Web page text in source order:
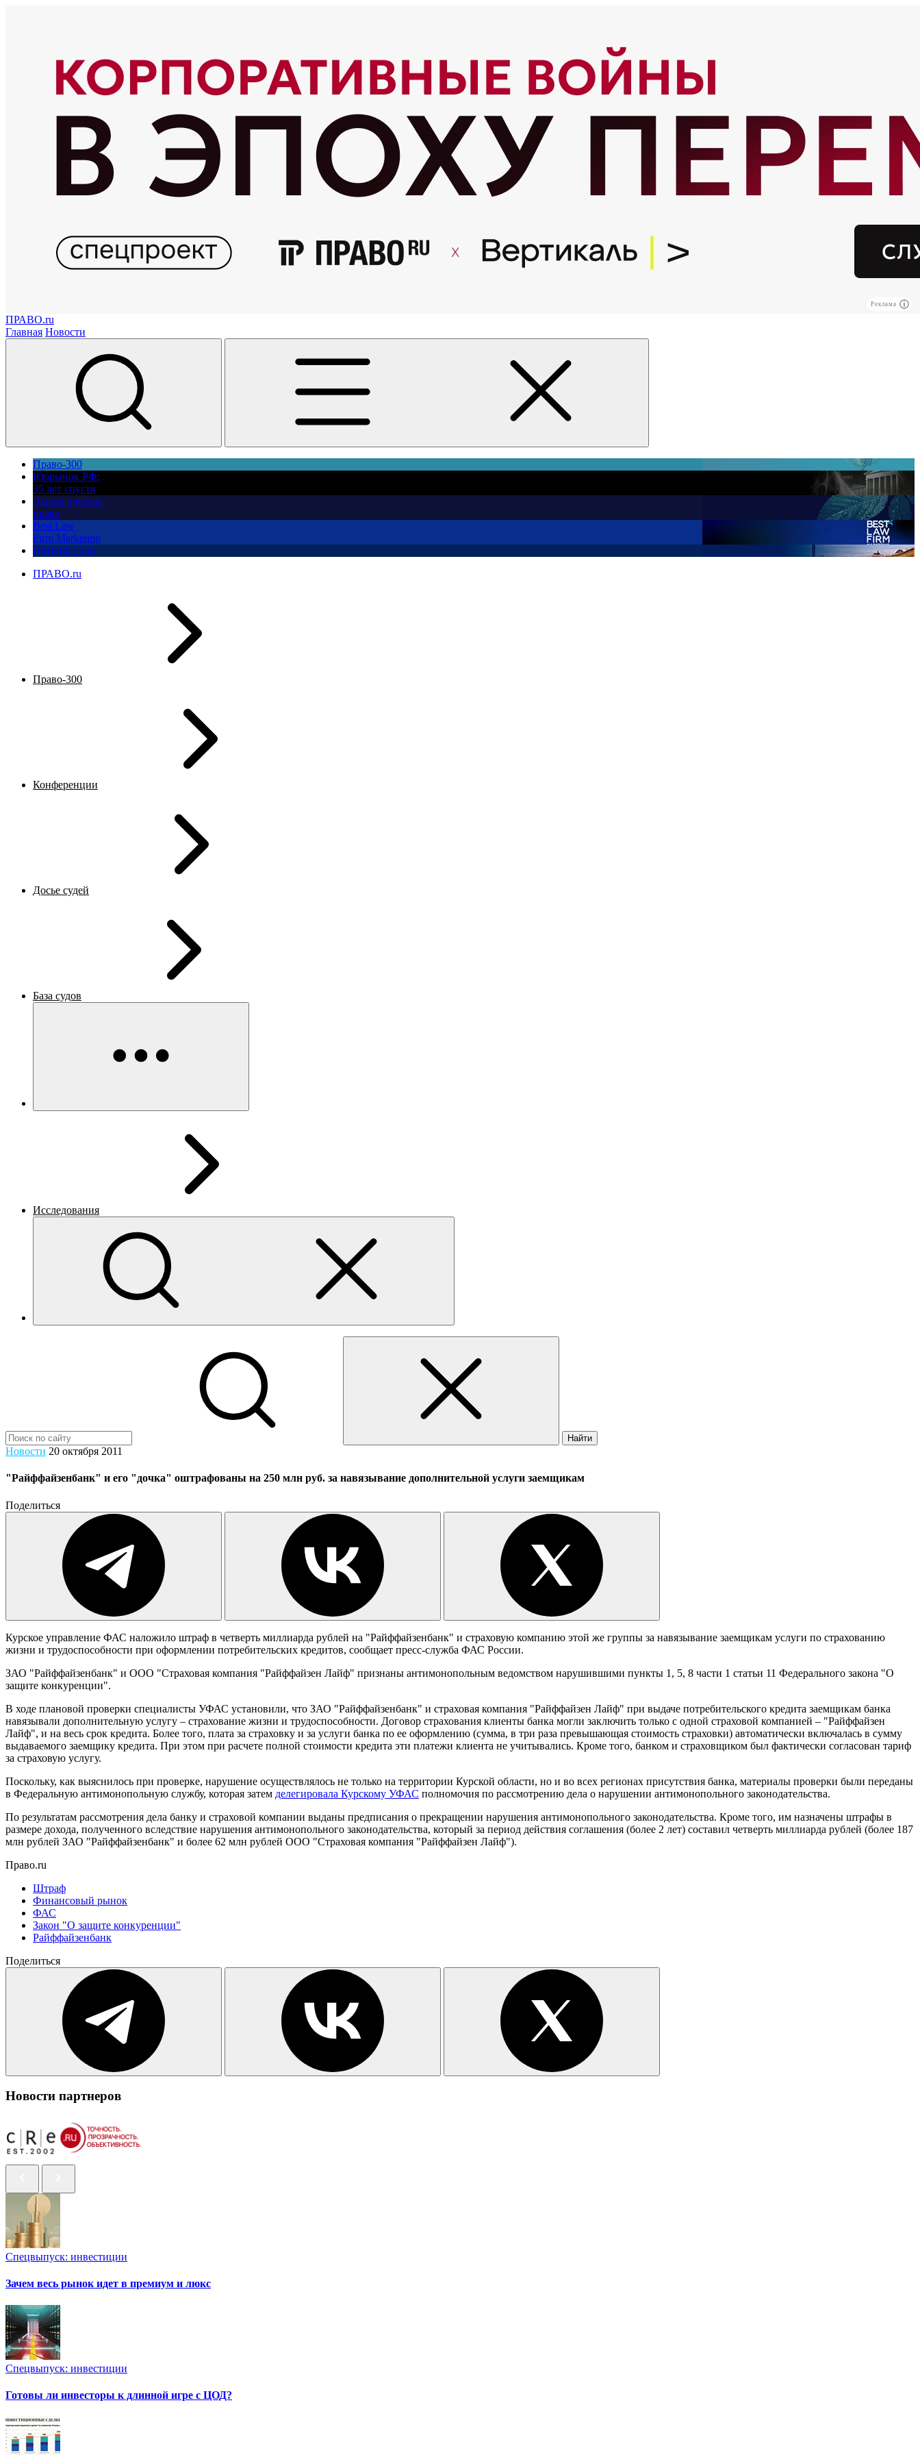
Реклама
ПРАВО.ru
Главная Новости
Право-300
Юррынок РФ:
35 лет спустя
Экологическое
право
Best Law
Firm Marketing
ПМЮФ 2026
ПРАВО.ru
Право-300
Конференции
Досье судей
База судов
Исследования
Найти
Новости 20 октября 2011
"Райффайзенбанк" и его "дочка" оштрафованы на 250 млн руб. за навязывание дополнительной услуги заемщикам
Поделиться
Курское управление ФАС наложило штраф в четверть миллиарда рублей на "Райффайзенбанк" и страховую компанию этой же группы за навязывание заемщикам услуги по страхованию
жизни и трудоспособности при оформлении потребительских кредитов, сообщает пресс-служба ФАС России.
ЗАО "Райффайзенбанк" и ООО "Страховая компания "Райффайзен Лайф" признаны антимонопольным ведомством нарушившими пункты 1, 5, 8 части 1 статьи 11 Федерального закона "О
защите конкуренции".
В ходе плановой проверки специалисты УФАС установили, что ЗАО "Райффайзенбанк" и страховая компания "Райффайзен Лайф" при выдаче потребительского кредита заемщикам банка
навязывали дополнительную услугу – страхование жизни и трудоспособности. Договор страхования клиенты банка могли заключить только с одной страховой компанией – "Райффайзен
Лайф", и на весь срок кредита. Более того, плата за страховку и за услуги банка по ее оформлению (сумма, в три раза превышающая стоимость страховки) автоматически включалась в сумму
выдаваемого заемщику кредита. При этом при расчете полной стоимости кредита эти платежи клиента не учитывались. Кроме того, банком и страховщиком был фактически согласован тариф
за страховую услугу.
Поскольку, как выяснилось при проверке, нарушение осуществлялось не только на территории Курской области, но и во всех регионах присутствия банка, материалы проверки были переданы
в Федеральную антимонопольную службу, которая затем делегировала Курскому УФАС полномочия по рассмотрению дела о нарушении антимонопольного законодательства.
По результатам рассмотрения дела банку и страховой компании выданы предписания о прекращении нарушения антимонопольного законодательства. Кроме того, им назначены штрафы в
размере дохода, полученного вследствие нарушения антимонопольного законодательства, который за период действия соглашения (более 2 лет) составил четверть миллиарда рублей (более 187
млн рублей ЗАО "Райффайзенбанк" и более 62 млн рублей ООО "Страховая компания "Райффайзен Лайф").
Право.ru
Штраф
Финансовый рынок
ФАС
Закон "О защите конкуренции"
Райффайзенбанк
Поделиться
Новости партнеров
Спецвыпуск: инвестиции
Зачем весь рынок идет в премиум и люкс
Спецвыпуск: инвестиции
Готовы ли инвесторы к длинной игре с ЦОД?